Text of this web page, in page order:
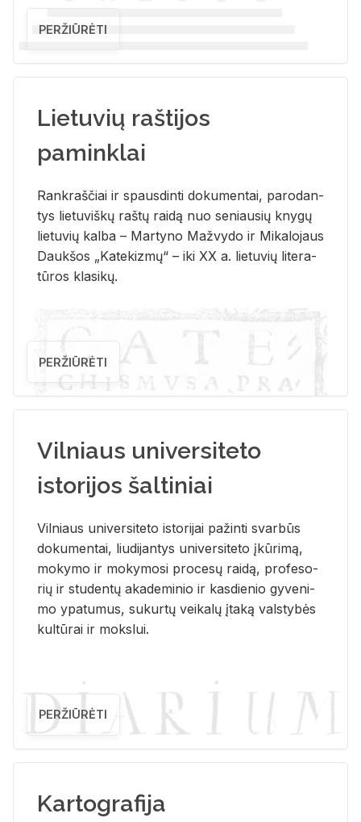
PERŽIŪRĖTI
Lietuvių raštijos
paminklai
Rank­raš­čiai ir spaus­din­ti do­ku­men­tai, pa­ro­dan­
tys lie­tu­viš­kų raš­tų rai­dą nuo se­niau­sių kny­gų
lie­tu­vių kal­ba – Mar­ty­no Ma­žvy­do ir Mi­ka­lo­jaus
Dauk­šos „Ka­te­kiz­mų“ – iki XX a. lie­tu­vių li­te­ra­
tū­ros kla­si­kų.
PERŽIŪRĖTI
Vilniaus universiteto
istorijos šaltiniai
Vil­niaus uni­ver­si­te­to is­to­ri­jai pa­žin­ti svar­būs
do­ku­men­tai, liu­di­jan­tys uni­ver­si­te­to įkū­ri­mą,
mo­ky­mo ir mo­ky­mo­si pro­ce­sų rai­dą, pro­fe­so­
rių ir stu­den­tų aka­de­mi­nio ir kas­die­nio gy­ve­ni­
mo ypa­tu­mus, su­kur­tų vei­ka­lų įta­ką vals­ty­bės
kul­tū­rai ir moks­lui.
PERŽIŪRĖTI
Kartografija